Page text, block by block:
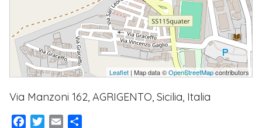
Leaflet | Map data ©OpenStreetMapcontributors
Via Manzoni 162, AGRIGENTO, Sicilia, Italia
Facebook
TwitterEmail